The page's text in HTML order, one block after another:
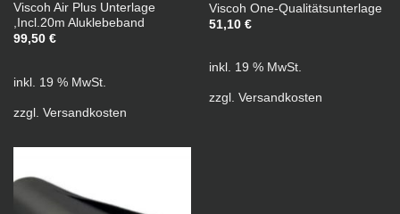
Viscoh Air Plus Unterlage
,Incl.20m Aluklebeband
99,50 €
inkl. 19 % MwSt.
zzgl. Versandkosten
Viscoh One-Qualitätsunterlage
51,10 €
inkl. 19 % MwSt.
zzgl. Versandkosten